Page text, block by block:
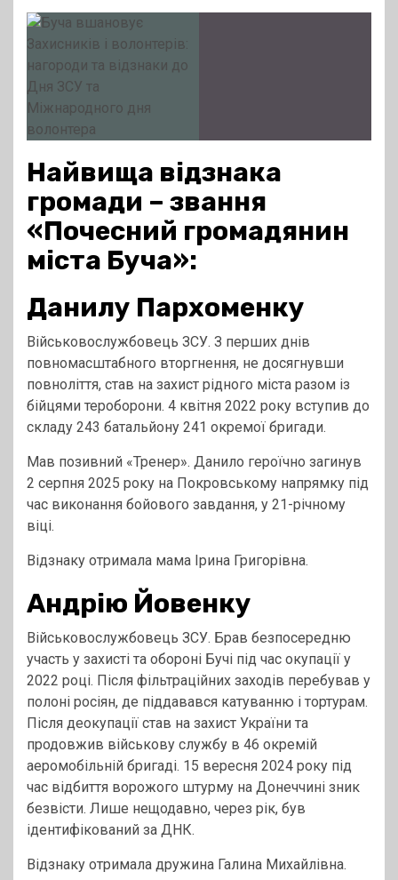
Найвища відзнака
громади – звання
«Почесний громадянин
міста Буча»:
Данилу Пархоменку
Військовослужбовець ЗСУ. З перших днів
повномасштабного вторгнення, не досягнувши
повноліття, став на захист рідного міста разом із
бійцями тероборони. 4 квітня 2022 року вступив до
складу 243 батальйону 241 окремої бригади.
Мав позивний «Тренер». Данило героїчно загинув
2 серпня 2025 року на Покровському напрямку під
час виконання бойового завдання, у 21-річному
віці.
Відзнаку отримала мама Ірина Григорівна.
Андрію Йовенку
Військовослужбовець ЗСУ. Брав безпосередню
участь у захисті та обороні Бучі під час окупації у
2022 році. Після фільтраційних заходів перебував у
полоні росіян, де піддавався катуванню і тортурам.
Після деокупації став на захист України та
продовжив військову службу в 46 окремій
аеромобільній бригаді. 15 вересня 2024 року під
час відбиття ворожого штурму на Донеччині зник
безвісти. Лише нещодавно, через рік, був
ідентифікований за ДНК.
Відзнаку отримала дружина Галина Михайлівна.